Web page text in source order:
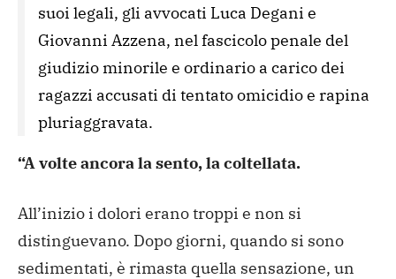
suoi legali, gli avvocati Luca Degani e
Giovanni Azzena, nel fascicolo penale del
giudizio minorile e ordinario a carico dei
ragazzi accusati di tentato omicidio e rapina
pluriaggravata.
“A volte ancora la sento, la coltellata.
All’inizio i dolori erano troppi e non si
distinguevano. Dopo giorni, quando si sono
sedimentati, è rimasta quella sensazione, un